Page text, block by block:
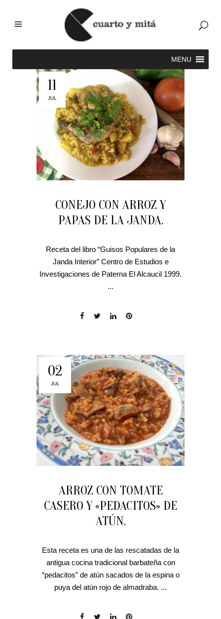
11
JUL
CONEJO CON ARROZ Y
PAPAS DE LA JANDA.
Receta del libro “Guisos Populares de la
Janda Interior” Centro de Estudios e
Investigaciones de Paterna El Alcaucil 1999.
...
02
JUL
ARROZ CON TOMATE
CASERO Y «PEDACITOS» DE
ATÚN.
Esta receta es una de las rescatadas de la
antigua cocina tradicional barbateña con
“pedacitos” de atún sacados de la espina o
puya del atún rojo de almadraba. ...